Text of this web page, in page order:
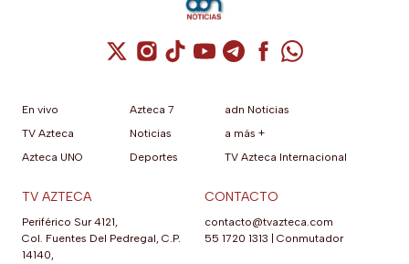
Cuenta de X / Twitter (se abre en una
Cuenta de Instagram (se abre en una
Cuenta de TikTok (se abre en
Cuenta de YouTube (se abre
Cuenta de Telegram (se
Cuenta de
Cuenta de
En vivo
TV Azteca
Azteca UNO
Azteca 7
Noticias
Deportes
adn Noticias
a más +
TV Azteca Internacional
TV AZTECA
Periférico Sur 4121,
Col. Fuentes Del Pedregal, C.P.
14140,
CONTACTO
contacto@tvazteca.com
55 1720 1313
Conmutador